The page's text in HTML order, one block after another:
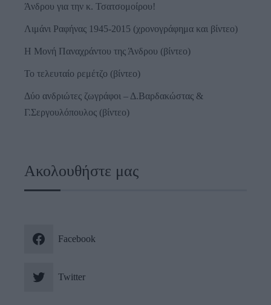
Άνδρου για την κ. Τσατσομοίρου!
Λιμάνι Ραφήνας 1945-2015 (χρονογράφημα και βίντεο)
Η Μονή Παναχράντου της Άνδρου (βίντεο)
Το τελευταίο ρεμέτζο (βίντεο)
Δύο ανδριώτες ζωγράφοι – Δ.Βαρδακώστας &
Γ.Σεργουλόπουλος (βίντεο)
Ακολουθήστε μας
Facebook
Twitter